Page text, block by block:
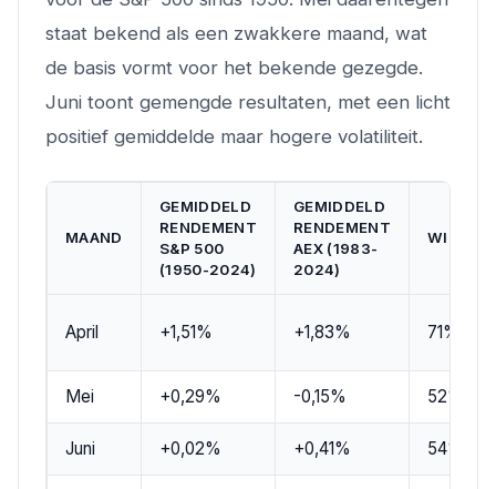
staat bekend als een zwakkere maand, wat
de basis vormt voor het bekende gezegde.
Juni toont gemengde resultaten, met een licht
positief gemiddelde maar hogere volatiliteit.
MAAND
GEMIDDELD
RENDEMENT
S&P 500
(1950-2024)
GEMIDDELD
RENDEMENT
AEX (1983-
2024)
April +1,51% +1,83% 71%
Mei +0,29% -0,15% 52%
Juni +0,02% +0,41% 54%